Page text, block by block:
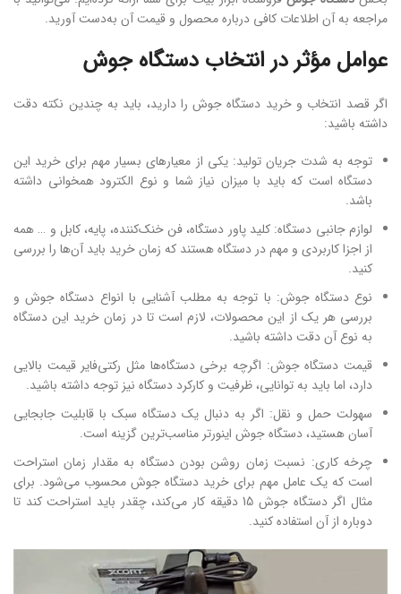
مراجعه به آن اطلاعات کافی درباره محصول و قیمت آن به‌دست آورید.
عوامل مؤثر در انتخاب دستگاه جوش
اگر قصد انتخاب و خرید دستگاه جوش را دارید، باید به چندین نکته دقت
داشته باشید:
توجه به شدت جریان تولید: یکی از معیارهای بسیار مهم برای خرید این
دستگاه است که باید با میزان نیاز شما و نوع الکترود همخوانی داشته
باشد.
لوازم جانبی دستگاه: کلید پاور دستگاه، فن خنک‌کننده، پایه، کابل و … همه
از اجزا کاربردی و مهم در دستگاه هستند که زمان خرید باید آن‌ها را بررسی
کنید.
نوع دستگاه جوش: با توجه به مطلب آشنایی با انواع دستگاه جوش و
بررسی هر یک از این محصولات، لازم است تا در زمان خرید این دستگاه
به نوع آن دقت داشته باشید.
قیمت دستگاه جوش: اگرچه برخی دستگاه‌ها مثل رکتی‌فایر قیمت بالایی
دارد، اما باید به توانایی، ظرفیت و کارکرد دستگاه نیز توجه داشته باشید.
سهولت حمل و نقل: اگر به دنبال یک دستگاه سبک با قابلیت جابجایی
آسان هستید، دستگاه جوش اینورتر مناسب‌ترین گزینه است.
چرخه کاری: نسبت زمان روشن بودن دستگاه به مقدار زمان استراحت
است که یک عامل مهم برای خرید دستگاه جوش محسوب می‌شود. برای
مثال اگر دستگاه جوش 15 دقیقه کار می‌کند، چقدر باید استراحت کند تا
دوباره از آن استفاده کنید.